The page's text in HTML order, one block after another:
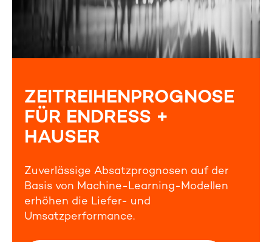
ZEITREIHENPROGNOSE
FÜR ENDRESS +
HAUSER
Zuverlässige Absatzprognosen auf der
Basis von Machine-Learning-Modellen
erhöhen die Liefer- und
Umsatzperformance.